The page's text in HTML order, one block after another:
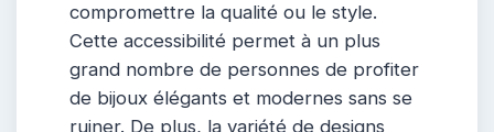
compromettre la qualité ou le style.
Cette accessibilité permet à un plus
grand nombre de personnes de profiter
de bijoux élégants et modernes sans se
ruiner. De plus, la variété de designs